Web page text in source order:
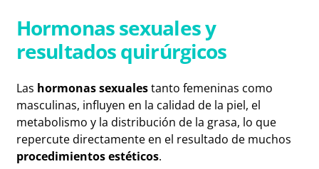
Hormonas sexuales y
resultados quirúrgicos
Las hormonas sexualestanto femeninas como
masculinas, influyen en la calidad de la piel, el
metabolismo y la distribución de la grasa, lo que
repercute directamente en el resultado de muchos
procedimientos estéticos.